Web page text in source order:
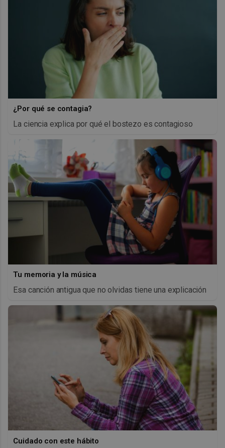
¿Por qué se contagia?
La ciencia explica por qué el bostezo es contagioso
Tu memoria y la música
Esa canción antigua que no olvidas tiene una explicación
Cuidado con este hábito